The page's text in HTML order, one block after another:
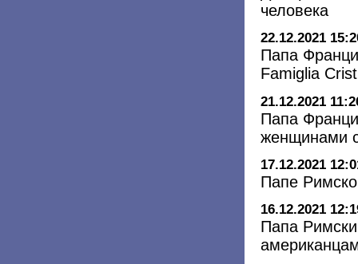
человека
22.12.2021
Папа
Famiglia
21.12.2021
Папа
женщинами
17.12.2021
Папе
16.12.2021
Папа